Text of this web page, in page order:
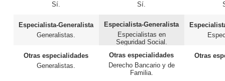
Sí.
Especialista-Generalista
Generalistas.
Otras especialidades
Generalistas.
Sí.
Especialista-Generalista
Especialistas en
Seguridad Social.
Otras especialidades
Derecho Bancario y de
Familia.
Otras